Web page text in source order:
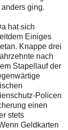
ging.
hat sich
Einiges
Knappe drei
nach
Stapellauf der
Policen
einen
stets
Geldkarten